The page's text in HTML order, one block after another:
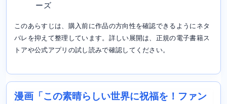
ーズ
このあらすじは、購入前に作品の方向性を確認できるようにネタ
バレを抑えて整理しています。詳しい展開は、正規の電子書籍ス
トアや公式アプリの試し読みで確認してください。
漫画「この素晴らしい世界に祝福を！ファン